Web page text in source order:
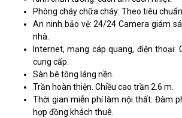
Phòng cháy chữa cháy: Theo tiêu
An ninh bảo vệ: 24/24 Camera giám
nhà.
Internet, mạng cáp quang, điện thoại:
cung cấp.
Sàn bê tông láng nền.
Trần hoàn thiện. Chiều cao trần 2.6 m.
Thời gian miễn phí làm nội thất: Đàm
hợp đồng khách thuê.